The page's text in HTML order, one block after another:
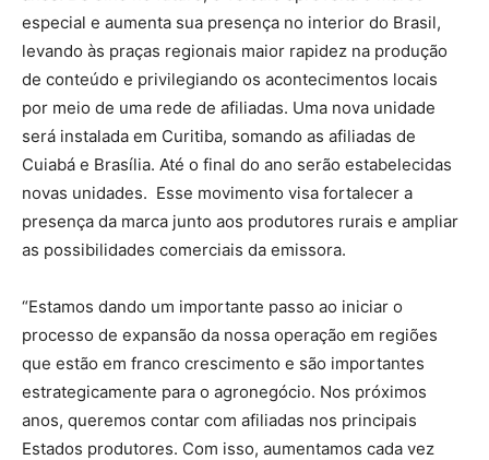
especial e aumenta sua presença no interior do Brasil,
levando às praças regionais maior rapidez na produção
de conteúdo e privilegiando os acontecimentos locais
por meio de uma rede de afiliadas. Uma nova unidade
será instalada em Curitiba, somando as afiliadas de
Cuiabá e Brasília. Até o final do ano serão estabelecidas
novas unidades. Esse movimento visa fortalecer a
presença da marca junto aos produtores rurais e ampliar
as possibilidades comerciais da emissora.
“Estamos dando um importante passo ao iniciar o
processo de expansão da nossa operação em regiões
que estão em franco crescimento e são importantes
estrategicamente para o agronegócio. Nos próximos
anos, queremos contar com afiliadas nos principais
Estados produtores. Com isso, aumentamos cada vez